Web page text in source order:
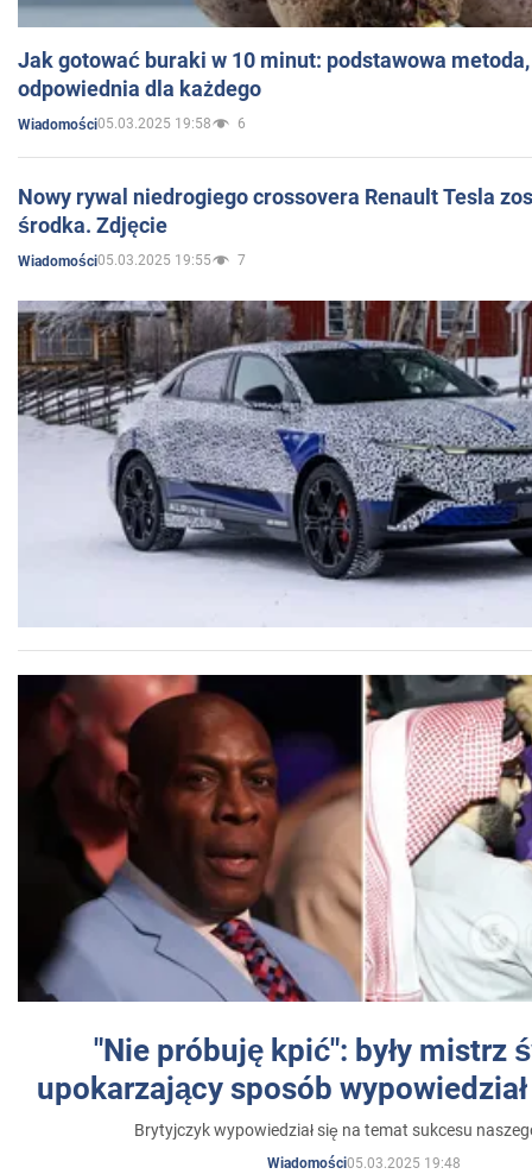
Jak gotować buraki w 10 minut: podstawowa
odpowiednia dla każdego
Wiadomości05.03.2025 19:58 6
Nowy rywal niedrogiego crossovera Renault Tesla
środka. Zdjęcie
Wiadomości05.03.2025 19:55 7
"Nie próbuję kpić": były mistrz
upokarzający sposób
Brytyjczyk wypowiedział się na temat sukcesu
Wiadomości05.03.2025 19:48